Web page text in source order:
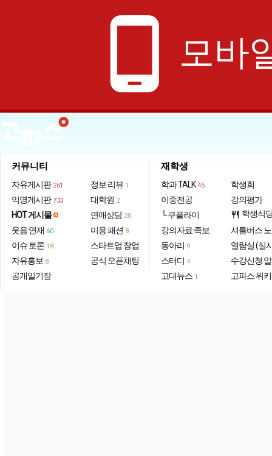
phone_android 모바
커뮤니티
자유게시판 261
익명게시판 733
HOT 게시물
웃음·연재 60
이슈·토론 18
자유홍보 8
공개일기장
정보·리뷰 1
대학원 2
연애상담 20
미용·패션 8
스타트업·창업
공식 오픈채팅
재학생
학과 TALK 45
이중전공
└ 쿠플라이
강의자료·족보
동아리 9
스터디 4
고대뉴스 1
학생회
강의평가
restaurant 학생식
셔틀버스
열람실 (실
수강신청
고파스 위키